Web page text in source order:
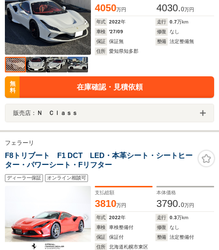
4050万円 4030.0万円
年式 2022年 走行 0.7万km
車検
'27/09 修復
なし
保証
保証無 整備
法定整備無
住所
愛知県知多郡
無
料
在庫確認・見積依頼
販売店： Ｎ Ｃｌａｓｓ
フェラーリ
F8トリブート F1 DCT LED・本革シート・シートヒー
ター・パワーシート・Fリフター
ディーラー保証 オンライン相談可
支払総額
3810万円
本体価格
3790.0万円
年式 2022年 走行 0.3万km
車検
車検整備付 修復
なし
保証
保証付 整備
法定整備付
住所
北海道札幌市東区